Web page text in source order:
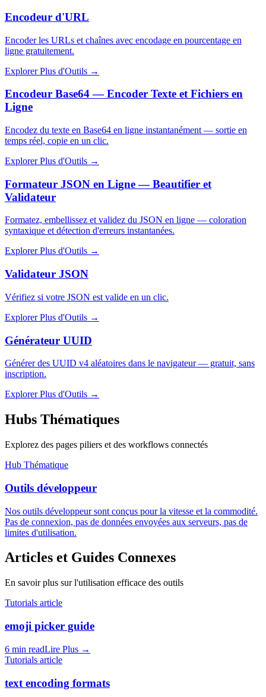
Encodeur d'URL
Encoder les URLs et chaînes avec encodage en pourcentage en
ligne gratuitement.
Explorer Plus d'Outils →
Encodeur Base64 — Encoder Texte et Fichiers en
Ligne
Encodez du texte en Base64 en ligne instantanément — sortie en
temps réel, copie en un clic.
Explorer Plus d'Outils →
Formateur JSON en Ligne — Beautifier et
Validateur
Formatez, embellissez et validez du JSON en ligne — coloration
syntaxique et détection d'erreurs instantanées.
Explorer Plus d'Outils →
Validateur JSON
Vérifiez si votre JSON est valide en un clic.
Explorer Plus d'Outils →
Générateur UUID
Générer des UUID v4 aléatoires dans le navigateur — gratuit, sans
inscription.
Explorer Plus d'Outils →
Hubs Thématiques
Explorez des pages piliers et des workflows connectés
Hub Thématique
Outils développeur
Nos outils développeur sont conçus pour la vitesse et la commodité.
Pas de connexion, pas de données envoyées aux serveurs, pas de
limites d'utilisation.
Articles et Guides Connexes
En savoir plus sur l'utilisation efficace des outils
Tutorials article
emoji picker guide
6 min readLire Plus →
Tutorials article
text encoding formats